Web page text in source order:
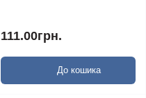
111.00грн.
До кошика